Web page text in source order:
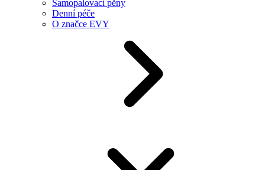
Samopalovací pěny
Denní péče
O značce EVY